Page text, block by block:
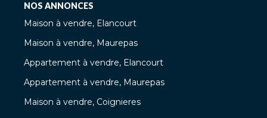
NOS ANNONCES
Maison à vendre, Elancourt
Maison à vendre, Maurepas
Appartement à vendre, Elancourt
Appartement à vendre, Maurepas
Maison à vendre, Coignieres